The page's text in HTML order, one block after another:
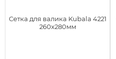
Сетка для валика Kubala 4221
260х280мм